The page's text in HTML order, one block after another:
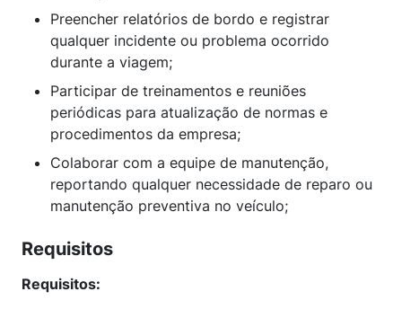
Preencher relatórios de bordo e registrar
qualquer incidente ou problema ocorrido
durante a viagem;
Participar de treinamentos e reuniões
periódicas para atualização de normas e
procedimentos da empresa;
Colaborar com a equipe de manutenção,
reportando qualquer necessidade de reparo ou
manutenção preventiva no veículo;
Requisitos
Requisitos: